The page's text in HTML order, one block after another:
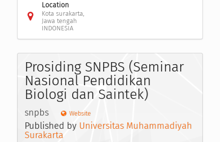
Location
Kota surakarta,
Jawa tengah
INDONESIA
Prosiding SNPBS (Seminar
Nasional Pendidikan
Biologi dan Saintek)
snpbs Website
Published by Universitas Muhammadiyah
Surakarta